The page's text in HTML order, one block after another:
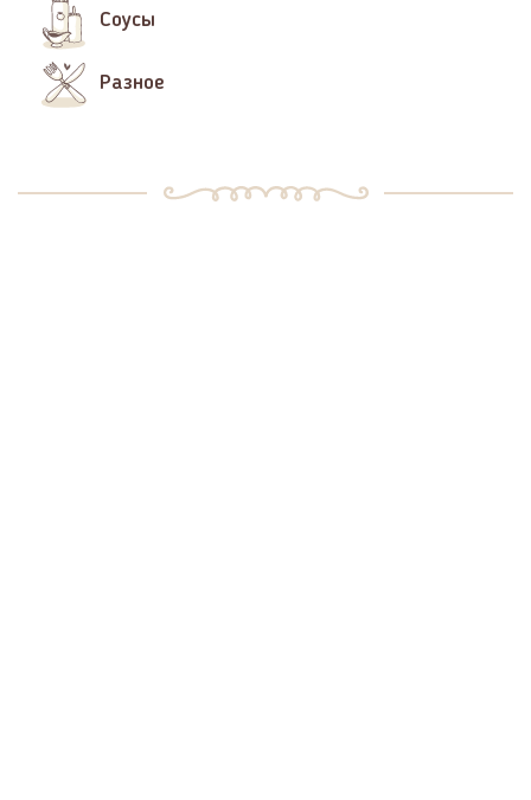
Соусы
Разное